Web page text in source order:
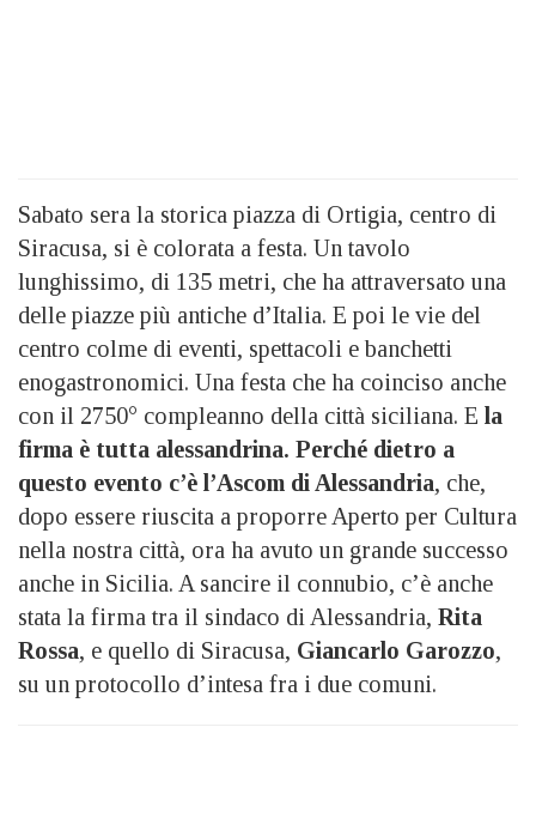
Sabato sera la storica piazza di Ortigia, centro di
Siracusa, si è colorata a festa. Un tavolo
lunghissimo, di 135 metri, che ha attraversato una
delle piazze più antiche d’Italia. E poi le vie del
centro colme di eventi, spettacoli e banchetti
enogastronomici. Una festa che ha coinciso anche
con il 2750° compleanno della città siciliana. E la
firma è tutta alessandrina. Perché dietro a
questo evento c’è l’Ascom di Alessandria, che,
dopo essere riuscita a proporre Aperto per Cultura
nella nostra città, ora ha avuto un grande successo
anche in Sicilia. A sancire il connubio, c’è anche
stata la firma tra il sindaco di Alessandria, Rita
Rossa, e quello di Siracusa, Giancarlo Garozzo,
su un protocollo d’intesa fra i due comuni.